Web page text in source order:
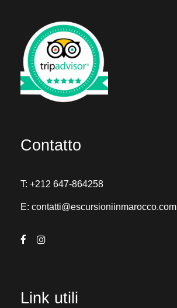
Contatto
T: +212 647-864258
E: contatti@escursioniinmarocco.com
Link utili